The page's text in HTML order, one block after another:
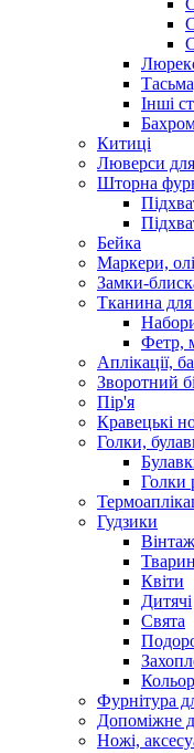
Інші
Китиці
Люверси
Шторна
Бейка
Маркери,
Замки-
Тканина
Фетр,
Аплікації,
Зворотний
Пір'я
Кравецькі
Голки,
Голки
Гудзики
Вінтаж
Квіти
Дитячі
Свята
Фурнітура
Допоміжне
Ножі,